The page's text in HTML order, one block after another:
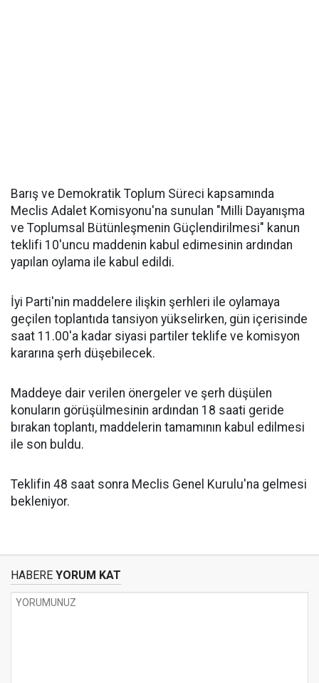
Barış ve Demokratik Toplum Süreci kapsamında
Meclis Adalet Komisyonu'na sunulan "Milli Dayanışma
ve Toplumsal Bütünleşmenin Güçlendirilmesi" kanun
teklifi 10'uncu maddenin kabul edimesinin ardından
yapılan oylama ile kabul edildi.
İyi Parti'nin maddelere ilişkin şerhleri ile oylamaya
geçilen toplantıda tansiyon yükselirken, gün içerisinde
saat 11.00'a kadar siyasi partiler teklife ve komisyon
kararına şerh düşebilecek.
Maddeye dair verilen önergeler ve şerh düşülen
konuların görüşülmesinin ardından 18 saati geride
bırakan toplantı, maddelerin tamamının kabul edilmesi
ile son buldu.
Teklifin 48 saat sonra Meclis Genel Kurulu'na gelmesi
bekleniyor.
HABERE YORUM KAT